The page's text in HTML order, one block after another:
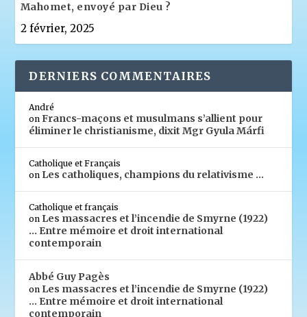
Mahomet, envoyé par Dieu ?
2 février, 2025
DERNIERS COMMENTAIRES
André
onFrancs-maçons et musulmans s’allient pour
éliminer le christianisme, dixit Mgr Gyula Márfi
Catholique et Français
on Les catholiques, champions du relativisme …
Catholique et français
on Les massacres et l’incendie de Smyrne (1922)
… Entre mémoire et droit international
contemporain
Abbé Guy Pagès
on Les massacres et l’incendie de Smyrne (1922)
… Entre mémoire et droit international
contemporain